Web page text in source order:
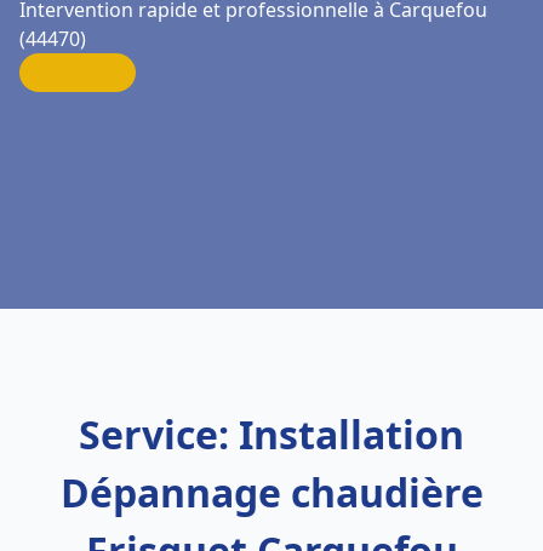
Intervention rapide et professionnelle à Carquefou
(44470)
Service: Installation
Dépannage chaudière